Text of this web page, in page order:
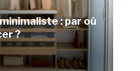
: par où
?